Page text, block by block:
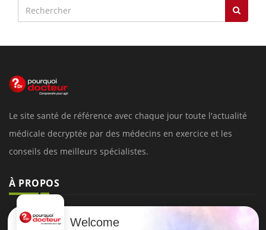
Le site santé de référence avec chaque jour toute l'actualité
médicale decryptée par des médecins en exercice et les
conseils des meilleurs spécialistes.
À PROPOS
Données personnelles et cookies
Welcome